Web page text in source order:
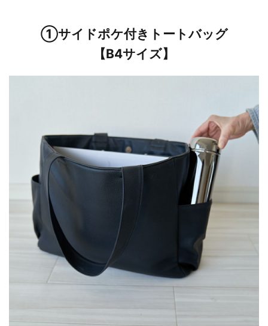
①サイドポケ付きトートバッグ
【B4サイズ】